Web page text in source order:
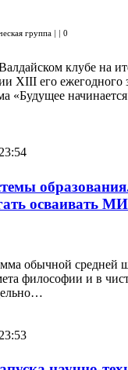
группа 0
клубе на
XIII его ежегодного
«Будущее
осваивать
обычной средней
философии и в